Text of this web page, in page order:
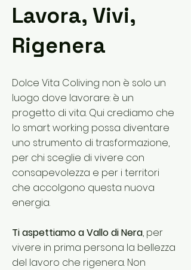
Lavora, Vivi,
Rigenera
Dolce Vita Coliving non è solo un
luogo dove lavorare: è un
progetto di vita. Qui crediamo che
lo smart working possa diventare
uno strumento di trasformazione,
per chi sceglie di vivere con
consapevolezza e per i territori
che accolgono questa nuova
energia.
Ti aspettiamo a Vallo di Nera, per
vivere in prima persona la bellezza
del lavoro che rigenera. Non